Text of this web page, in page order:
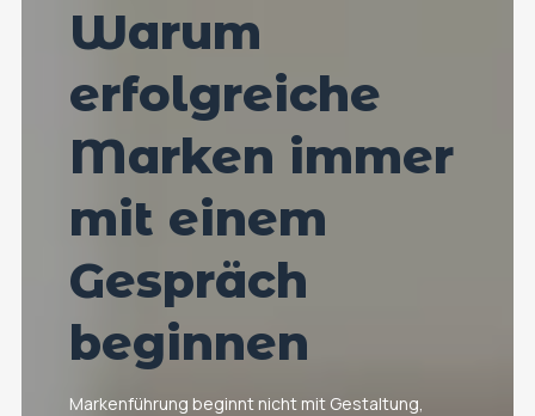
Warum
erfolgreiche
Marken immer
mit einem
Gespräch
beginnen
Markenführung beginnt nicht mit Gestaltung,